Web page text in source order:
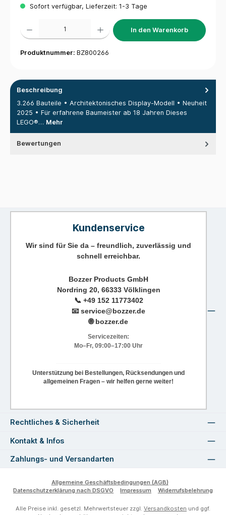
Sofort verfügbar, Lieferzeit: 1-3 Tage
Produkt Anzahl: Gib den gewünschten Wert ein oder benutze die Schaltflächen um die
In den Warenkorb
Produktnummer: BZ800266
Beschreibung
3.266 Bauteile • Architektonisches Display-Modell • Neuheit
2025 • Für erfahrene Baumeister ab 18 Jahren Dieses
LEGO®… Mehr
Bewertungen
Kundenservice
Wir sind für Sie da – freundlich, zuverlässig und
schnell erreichbar.
Bozzer Products GmbH
Nordring 20, 66333 Völklingen
📞 +49 152 11773402
📧service@bozzer.de
🌐 bozzer.de
Servicezeiten:
Mo–Fr, 09:00–17:00 Uhr
Unterstützung bei Bestellungen, Rücksendungen und
allgemeinen Fragen – wir helfen gerne weiter!
Rechtliches & Sicherheit
Kontakt & Infos
Zahlungs- und Versandarten
Allgemeine Geschäftsbedingungen (AGB)
Datenschutzerklärung nach DSGVO
Impressum Widerrufsbelehrung
Alle Preise inkl. gesetzl. Mehrwertsteuer zzgl. Versandkosten und ggf.